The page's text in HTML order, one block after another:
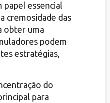
papel essencial
cremosidade das
obter uma
podem
estratégias,
do
para